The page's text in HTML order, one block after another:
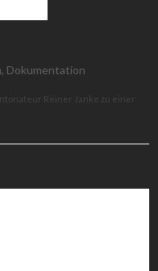
, Dokumentation
Reiner Janke zu einer